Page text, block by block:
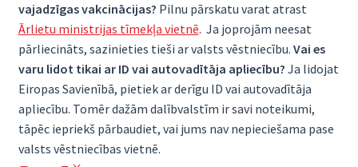
vajadzīgas vakcinācijas? Pilnu pārskatu varat atrast
Ārlietu ministrijas tīmekļa vietnē. Ja joprojām neesat
pārliecināts, sazinieties tieši ar valsts vēstniecību. Vai es
varu lidot tikai ar ID vai autovadītāja apliecību? Ja lidojat
Eiropas Savienībā, pietiek ar derīgu ID vai autovadītāja
apliecību. Tomēr dažām dalībvalstīm ir savi noteikumi,
tāpēc iepriekš pārbaudiet, vai jums nav nepieciešama pase
valsts vēstniecības vietnē.